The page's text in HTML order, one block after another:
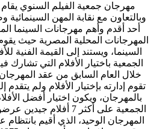
مهرجان جمعية الفيلم السنوي
وبالتعاون مع نقابة المهن السينمائية
أحد أقدم وأهم مهرجانات السينما
المهرجانات المحلية المصرية حيث
السينما، ويستند إلى القيمة الفنية
الجمعية باختيار الأفلام التي تشارك
خلال العام السابق من عقد
تقوم إدارته بإختيار الأفلام ولم
بالمهرجان، ويكون اختيار أفضل
الجمعية على أكثر 7
المهرجان الوحيد، الذي أقيم